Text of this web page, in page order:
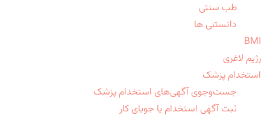
طب سنتی
دانستنی ها
BMI
رژیم لاغری
استخدام پزشک
جست‌وجوی آگهی‌های استخدام پزشک
ثبت آگهی استخدام یا جویای کار